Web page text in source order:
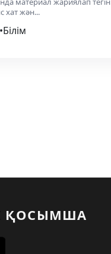
хат жән...
•Білім
ҚОСЫМША